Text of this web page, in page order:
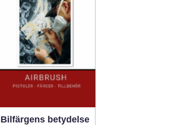
för hur smidigt vardagen
fungerar. Service,
reparationer och rätt
inställningar gör s...
Bilfärgens betydelse